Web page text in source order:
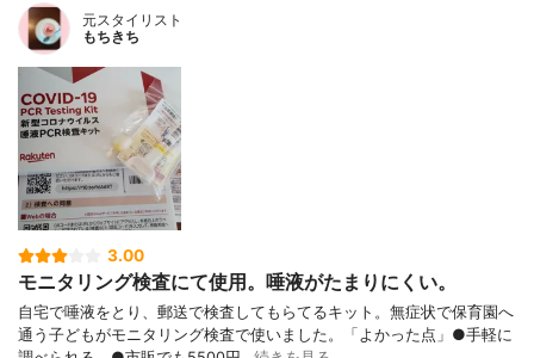
元スタイリスト
もちきち
3.00
モニタリング検査にて使用。唾液がたまりにくい。
自宅で唾液をとり、郵送で検査してもらてるキット。無症状で保育園へ
通う子どもがモニタリング検査で使いました。「よかった点」●手軽に